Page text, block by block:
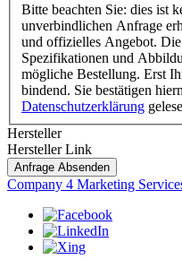
Bitte beachten Sie: dies ist
unverbindlichen Anfrage
und offizielles Angebot.
Spezifikationen und
mögliche Bestellung. Erst
bindend. Sie bestätigen
Datenschutzerklärung
mehr
(ggf.
Gewünschte
Hersteller
Hersteller Link
Anfrage Absenden
Company 4 Marketing